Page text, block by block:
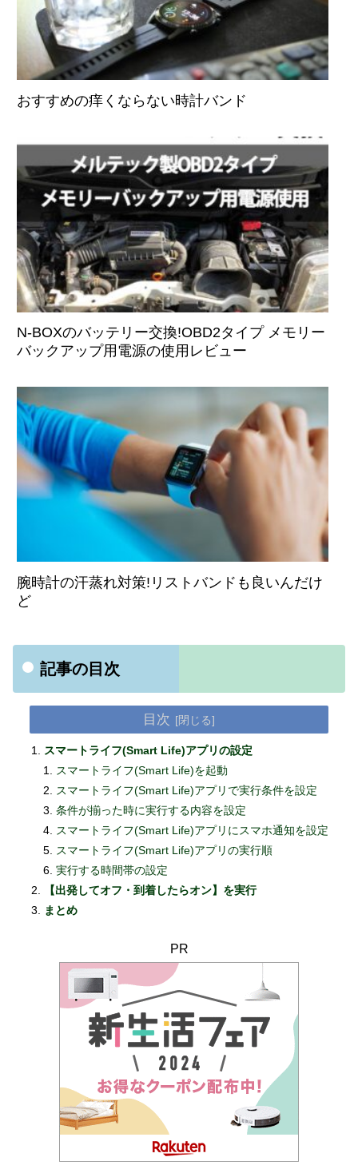
おすすめの痒くならない時計バンド
N-BOXのバッテリー交換!OBD2タイプ メモリー
バックアップ用電源の使用レビュー
腕時計の汗蒸れ対策!リストバンドも良いんだけ
ど
記事の目次
目次
スマートライフ(Smart Life)アプリの設定
スマートライフ(Smart Life)を起動
スマートライフ(Smart Life)アプリで実行条件を設定
条件が揃った時に実行する内容を設定
スマートライフ(Smart Life)アプリにスマホ通知を設定
スマートライフ(Smart Life)アプリの実行順
実行する時間帯の設定
【出発してオフ・到着したらオン】を実行
まとめ
PR